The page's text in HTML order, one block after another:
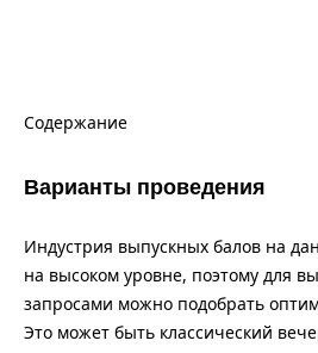
Содержание
Варианты проведения
Индустрия выпускных балов на
на высоком уровне, поэтому для
запросами можно подобрать
Это может быть классический